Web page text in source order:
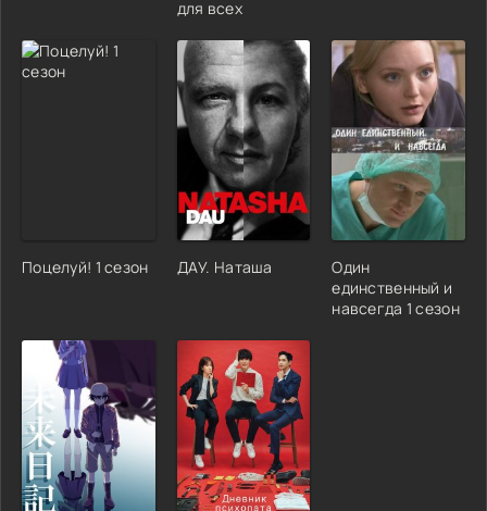
для всех
Поцелуй! 1 сезон ДАУ. Наташа
Один
единственный и
навсегда 1 сезон